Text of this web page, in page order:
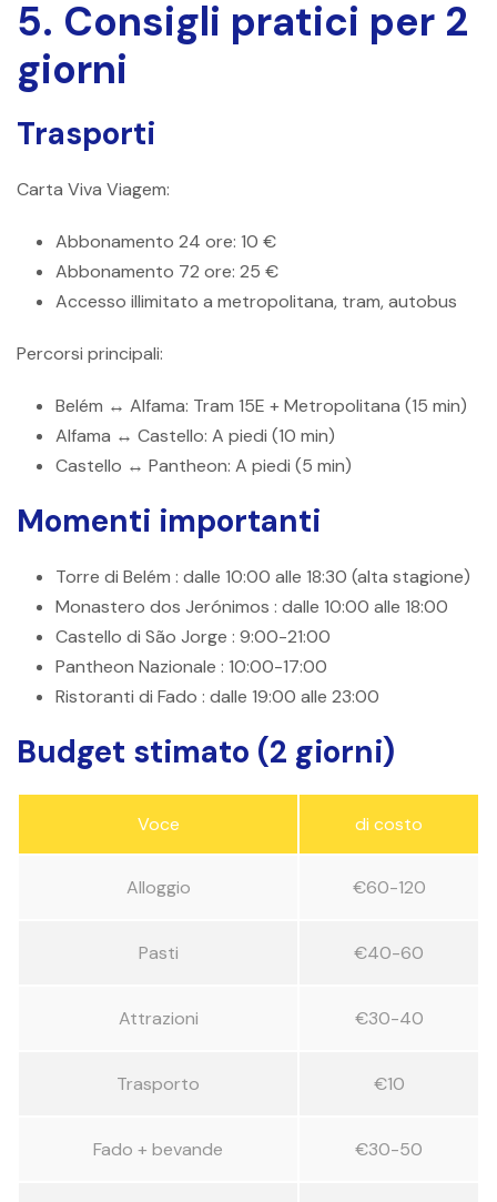
5. Consigli pratici per 2
giorni
Trasporti
Carta Viva Viagem:
Abbonamento 24 ore: 10 €
Abbonamento 72 ore: 25 €
Accesso illimitato a metropolitana, tram, autobus
Percorsi principali:
Belém ↔ Alfama: Tram 15E + Metropolitana (15 min)
Alfama ↔ Castello: A piedi (10 min)
Castello ↔ Pantheon: A piedi (5 min)
Momenti importanti
Torre di Belém : dalle 10:00 alle 18:30 (alta stagione)
Monastero dos Jerónimos : dalle 10:00 alle 18:00
Castello di São Jorge : 9:00-21:00
Pantheon Nazionale : 10:00-17:00
Ristoranti di Fado : dalle 19:00 alle 23:00
Budget stimato (2 giorni)
Voce di costo
Alloggio €60-120
Pasti €40-60
Attrazioni €30-40
Trasporto €10
Fado + bevande €30-50